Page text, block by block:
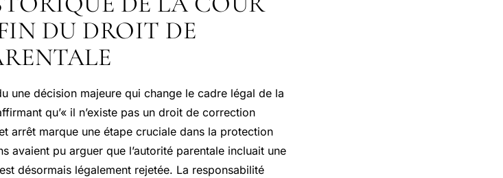
DU DROIT DE
une décision majeure qui change le cadre légal de la
qu’« il n’existe pas un droit de correction
arrêt marque une étape cruciale dans la protection
avaient pu arguer que l’autorité parentale incluait une
désormais légalement rejetée. La responsabilité